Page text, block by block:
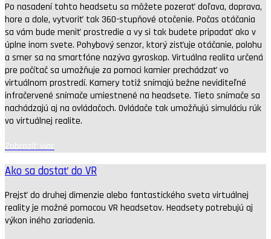
Po nasadení tohto headsetu sa môžete pozerať doľava, doprava,
hore a dole, vytvoriť tak 360-stupňové otočenie. Počas otáčania
sa vám bude meniť prostredie a vy si tak budete pripadať ako v
úplne inom svete. Pohybový senzor, ktorý zisťuje otáčanie, polohu
a smer sa na smartfóne nazýva gyroskop. Virtuálna realita určená
pre počítač sa umožňuje za pomoci kamier prechádzať vo
virtuálnom prostredí. Kamery totiž snímajú bežne neviditeľné
infračervené snímače umiestnené na headsete. Tieto snímače sa
nachádzajú aj na ovládačoch. Ovládače tak umožňujú simuláciu rúk
vo virtuálnej realite.
Zobraziť viac
Ako sa dostať do VR
Prejsť do druhej dimenzie alebo fantastického sveta virtuálnej
reality je možné pomocou VR headsetov. Headsety potrebujú aj
výkon iného zariadenia.